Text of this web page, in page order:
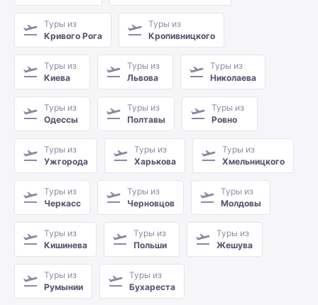
Туры из
Кривого Рога
Туры из
Кропивницкого
Туры из
Киева
Туры из
Львова
Туры из
Николаева
Туры из
Одессы
Туры из
Полтавы
Туры из
Ровно
Туры из
Ужгорода
Туры из
Харькова
Туры из
Хмельницкого
Туры из
Черкасс
Туры из
Черновцов
Туры из
Молдовы
Туры из
Кишинева
Туры из
Польши
Туры из
Жешува
Туры из
Румынии
Туры из
Бухареста